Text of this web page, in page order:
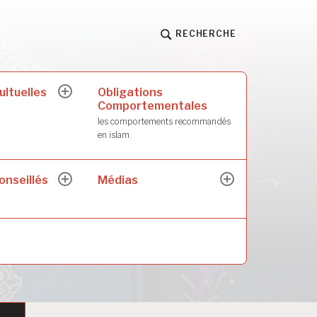
RECHERCHE
ouvrir Obligations
Comportementales
les comportements recommandés
en islam.
ouvrir
menu
Médias
ouvrir
menu